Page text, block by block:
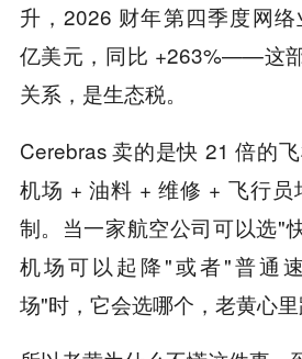
升，2026 财年第四季度网
亿美元，同比 +263%——这
关系，是生态税。
Cerebras 卖的是快 21 倍的
机场 + 油料 + 维修 + 飞行员
制。当一家航空公司可以选"
机场可以起降"或者"普通
场"时，它会选哪个，老黄心里